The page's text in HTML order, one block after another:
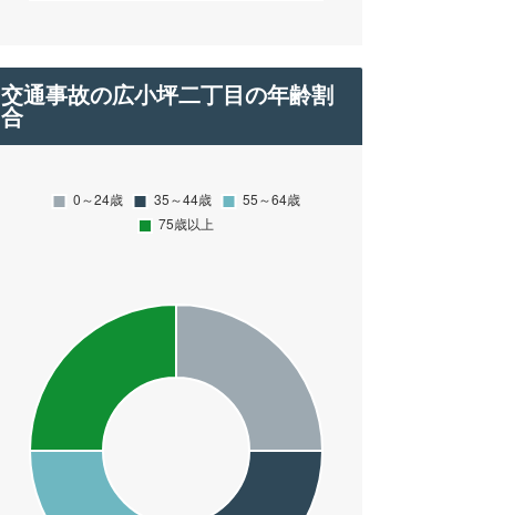
交通事故の広小坪二丁目の年齢割
合